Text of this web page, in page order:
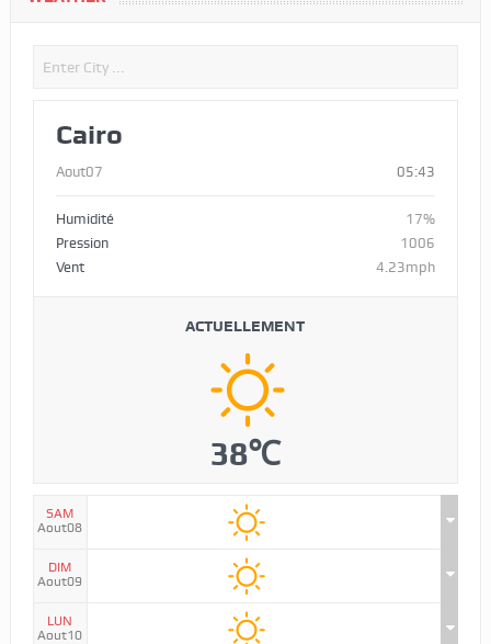
Cairo
Aout07 05:43
Humidité
17%
Pression
1006
Vent
4.23mph
ACTUELLEMENT
38℃
SAM
Aout08
DIM
Aout09
LUN
Aout10